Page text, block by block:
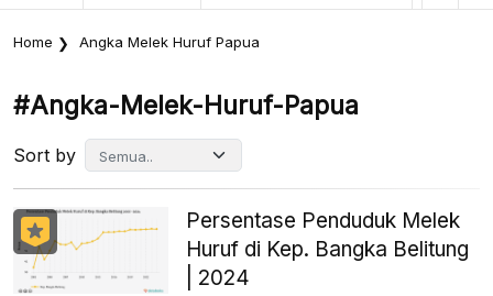
Home Angka Melek Huruf Papua
#angka-Melek-Huruf-Papua
Sort by
Persentase Penduduk Melek
Huruf di Kep. Bangka Belitung
| 2024